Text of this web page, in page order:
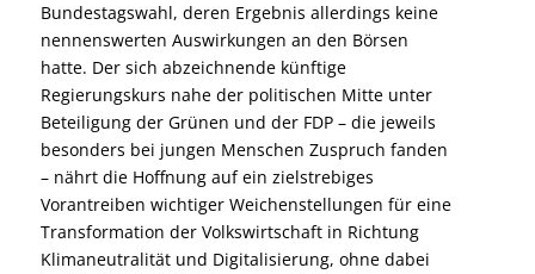
Bundestagswahl, deren Ergebnis allerdings keine
nennenswerten Auswirkungen an den Börsen
hatte. Der sich abzeichnende künftige
Regierungskurs nahe der politischen Mitte unter
Beteiligung der Grünen und der FDP – die jeweils
besonders bei jungen Menschen Zuspruch fanden
– nährt die Hoffnung auf ein zielstrebiges
Vorantreiben wichtiger Weichenstellungen für eine
Transformation der Volkswirtschaft in Richtung
Klimaneutralität und Digitalisierung, ohne dabei